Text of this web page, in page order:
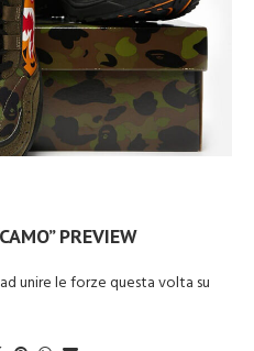
PREVIEW
unire le forze questa volta su